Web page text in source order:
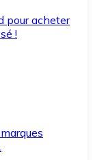
pour acheter
!